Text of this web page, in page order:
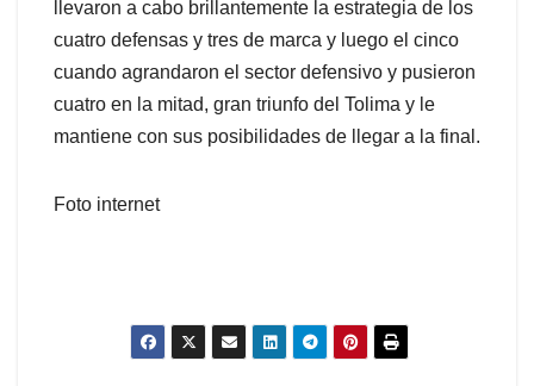
llevaron a cabo brillantemente la estrategia de los
cuatro defensas y tres de marca y luego el cinco
cuando agrandaron el sector defensivo y pusieron
cuatro en la mitad, gran triunfo del Tolima y le
mantiene con sus posibilidades de llegar a la final.
Foto internet